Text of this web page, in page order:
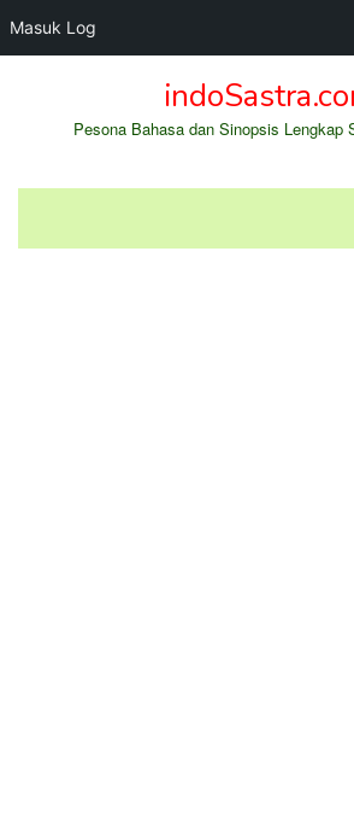
Masuk Log
Pesona Bahasa dan Sinopsis Lengkap